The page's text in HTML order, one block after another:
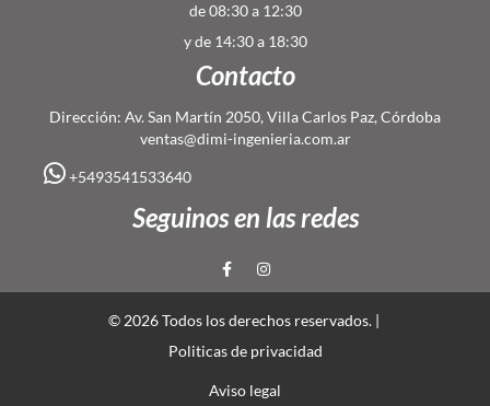
de 08:30 a 12:30
y de 14:30 a 18:30
Contacto
Dirección: Av. San Martín 2050, Villa Carlos Paz, Córdoba
ventas@dimi-ingenieria.com.ar
+5493541533640
Seguinos en las redes
© 2026 Todos los derechos reservados. |
Politicas de privacidad
Aviso legal